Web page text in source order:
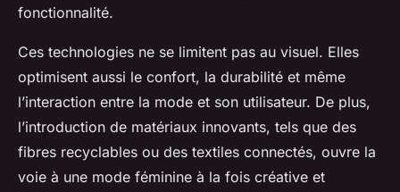
fonctionnalité.
Ces technologies ne se limitent pas au visuel. Elles
optimisent aussi le confort, la durabilité et même
l’interaction entre la mode et son utilisateur. De plus,
l’introduction de matériaux innovants, tels que des
fibres recyclables ou des textiles connectés, ouvre la
voie à une mode féminine à la fois créative et